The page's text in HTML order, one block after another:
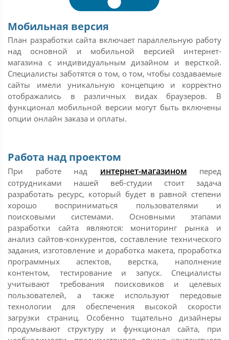
Мобильная версия
План разработки сайта включает параллельную работу
над основной и мобильной версией интернет-
магазина с индивидуальным дизайном и версткой.
Специалисты заботятся о том, о том, чтобы создаваемые
сайты имели уникальную концепцию и корректно
отображались в различных видах браузеров. В
функционал мобильной версии могут быть включены
опции онлайн заказа и оплаты.
Работа над проектом
При работе над интернет-магазином перед
сотрудниками нашей веб-студии стоит задача
разработать ресурс, который будет в равной степени
хорошо восприниматься пользователями и
поисковыми системами. Основными этапами
разработки сайта являются: мониторинг рынка и
анализ сайтов-конкурентов, составление технического
задания, изготовление и доработка макета, проработка
программных аспектов, верстка, наполнение
контентом, тестирование и запуск. Специалисты
учитывают требования поисковиков и целевых
пользователей, а также используют передовые
технологии для обеспечения высокой скорости
загрузки страниц. Особенно тщательно дизайнеры
продумывают структуру и функционал сайта, при